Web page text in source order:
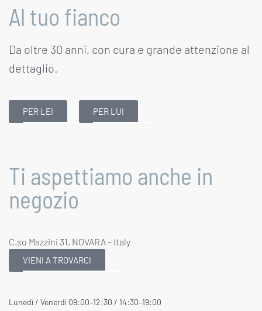
Al tuo fianco
Da oltre 30 anni, con cura e grande attenzione al
dettaglio.
PER LEI PER LUI
Ti aspettiamo anche in
negozio
C.so Mazzini 31, NOVARA – Italy
VIENI A TROVARCI
Lunedì / Venerdì 09:00–12:30 / 14:30–19:00